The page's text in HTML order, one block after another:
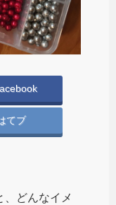
てブ
、どんなイメ